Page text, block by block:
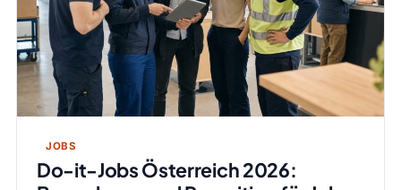
JOBS
Do-it-Jobs Österreich 2026: